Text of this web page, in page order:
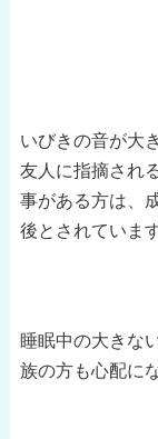
いびきの音が大
友人に指摘され
事がある方は、
後とされています
睡眠中の大きな
族の方も心配に